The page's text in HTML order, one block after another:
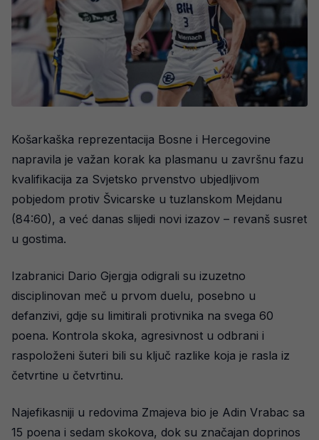
Košarkaška reprezentacija Bosne i Hercegovine
napravila je važan korak ka plasmanu u završnu fazu
kvalifikacija za Svjetsko prvenstvo ubjedljivom
pobjedom protiv Švicarske u tuzlanskom Mejdanu
(84:60), a već danas slijedi novi izazov – revanš susret
u gostima.
Izabranici Dario Gjergja odigrali su izuzetno
disciplinovan meč u prvom duelu, posebno u
defanzivi, gdje su limitirali protivnika na svega 60
poena. Kontrola skoka, agresivnost u odbrani i
raspoloženi šuteri bili su ključ razlike koja je rasla iz
četvrtine u četvrtinu.
Najefikasniji u redovima Zmajeva bio je Adin Vrabac sa
15 poena i sedam skokova, dok su značajan doprinos